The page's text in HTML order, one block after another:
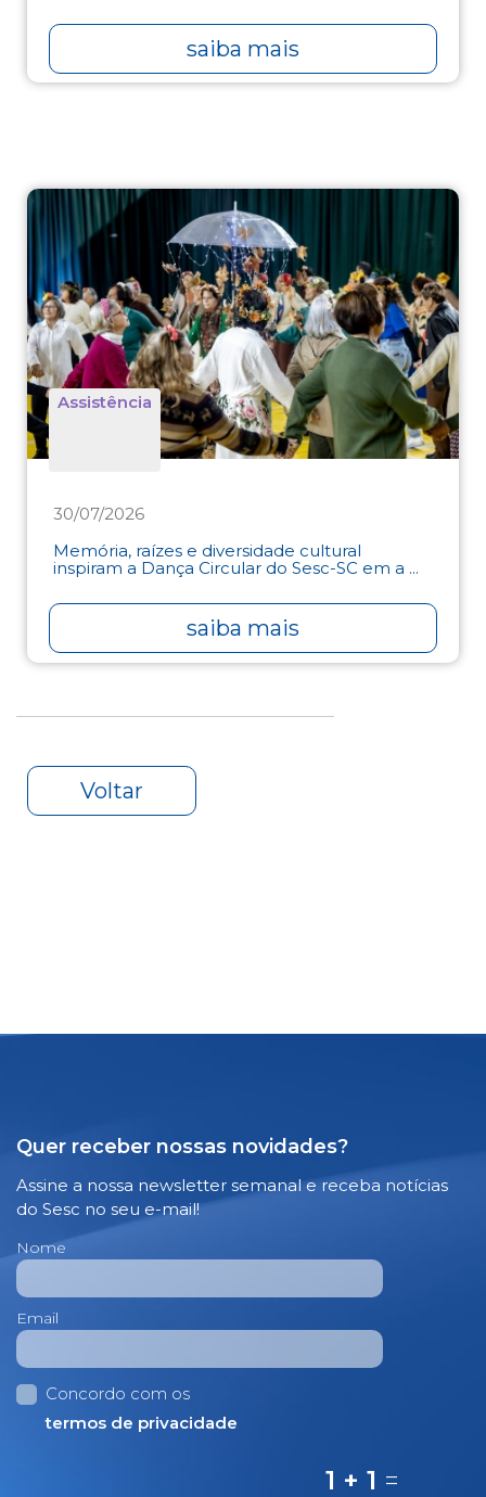
saiba mais
Assistência
30/07/2026
Memória, raízes e diversidade cultural
inspiram a Dança Circular do Sesc-SC em a ...
saiba mais
Voltar
Quer receber nossas novidades?
Assine a nossa newsletter semanal e receba notícias
do Sesc no seu e-mail!
Nome
Email
Concordo com os
termos de privacidade
1 + 1 =